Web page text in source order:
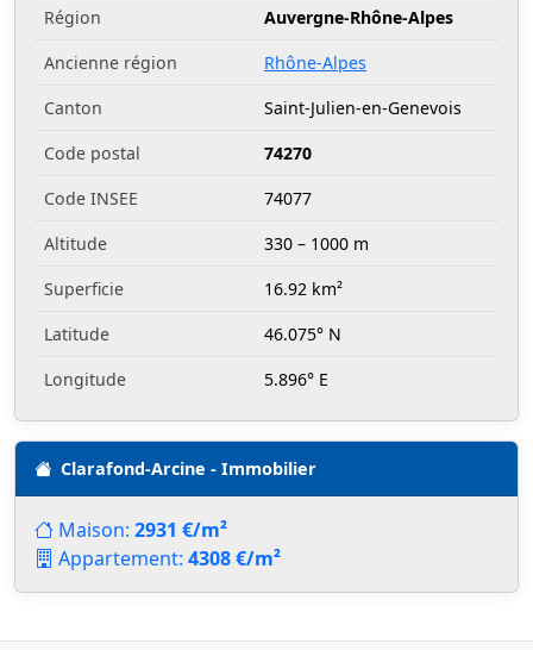
Région
Auvergne-Rhône-Alpes
Ancienne région
Rhône-Alpes
Canton
Saint-Julien-en-Genevois
Code postal
74270
Code INSEE
74077
Altitude
330 – 1000 m
Superficie
16.92 km²
Latitude
46.075° N
Longitude
5.896° E
Clarafond-Arcine - Immobilier
Maison: 2931 €/m²
Appartement: 4308 €/m²